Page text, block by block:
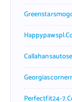
Perfectfit24-